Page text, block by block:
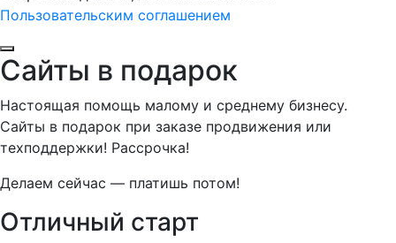
Пользовательским соглашением
Сайты в подарок
Настоящая помощь малому и среднему бизнесу.
Сайты в подарок при заказе продвижения или
техподдержки! Рассрочка!
Делаем сейчас — платишь потом!
Отличный старт